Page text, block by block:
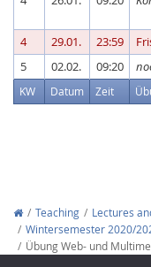
4
29.01. 23:59
5
02.02. 09:20
KW Datum Zeit
Teaching Lectures
Wintersemester 2020/
Übung Web- und